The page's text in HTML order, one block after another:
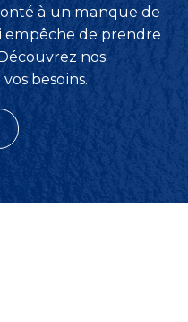
à un manque de
empêche de prendre
nos
besoins.